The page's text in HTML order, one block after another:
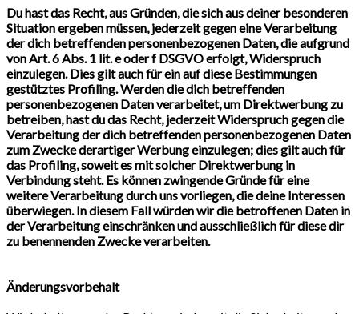
Du hast das Recht, aus Gründen, die sich aus deiner besonderen
Situation ergeben müssen, jederzeit gegen eine Verarbeitung
der dich betreffenden personenbezogenen Daten, die aufgrund
von Art. 6 Abs. 1 lit. e oder f DSGVO erfolgt, Widerspruch
einzulegen. Dies gilt auch für ein auf diese Bestimmungen
gestütztes Profiling. Werden die dich betreffenden
personenbezogenen Daten verarbeitet, um Direktwerbung zu
betreiben, hast du das Recht, jederzeit Widerspruch gegen die
Verarbeitung der dich betreffenden personenbezogenen Daten
zum Zwecke derartiger Werbung einzulegen; dies gilt auch für
das Profiling, soweit es mit solcher Direktwerbung in
Verbindung steht. Es können zwingende Gründe für eine
weitere Verarbeitung durch uns vorliegen, die deine Interessen
überwiegen. In diesem Fall würden wir die betroffenen Daten in
der Verarbeitung einschränken und ausschließlich für diese dir
zu benennenden Zwecke verarbeiten.
Änderungsvorbehalt